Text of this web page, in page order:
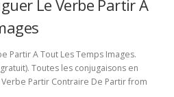
Le Verbe Partir A
Partir A Tout Les Temps Images.
Toutes les conjugaisons en
Partir Contraire De Partir from